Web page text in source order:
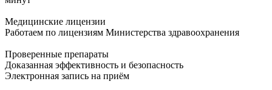
Медицинские лицензии
Работаем по лицензиям Министерства здравоохранения
Проверенные препараты
Доказанная эффективность и безопасность
Электронная запись на приём